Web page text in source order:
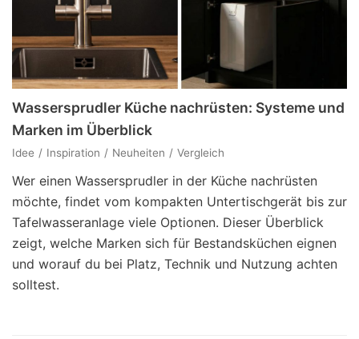
Wassersprudler Küche nachrüsten: Systeme und
Marken im Überblick
Idee Inspiration Neuheiten Vergleich
Wer einen Wassersprudler in der Küche nachrüsten
möchte, findet vom kompakten Untertischgerät bis zur
Tafelwasseranlage viele Optionen. Dieser Überblick
zeigt, welche Marken sich für Bestandsküchen eignen
und worauf du bei Platz, Technik und Nutzung achten
solltest.